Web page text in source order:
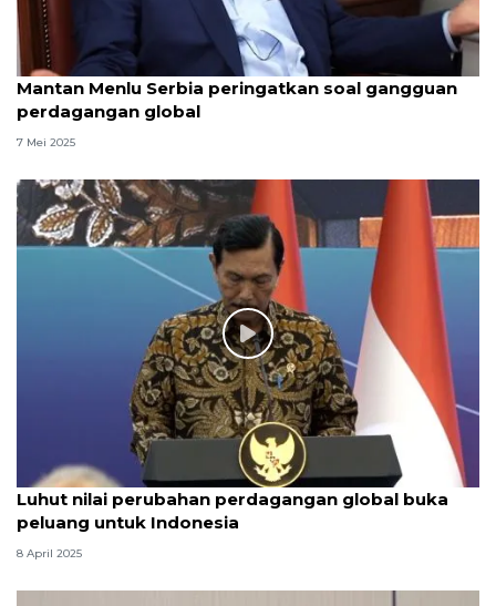
Mantan Menlu Serbia peringatkan soal gangguan
perdagangan global
7 Mei 2025
Luhut nilai perubahan perdagangan global buka
peluang untuk Indonesia
8 April 2025